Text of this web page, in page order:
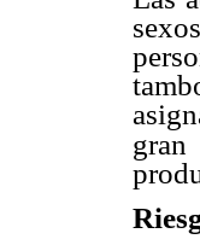
gran